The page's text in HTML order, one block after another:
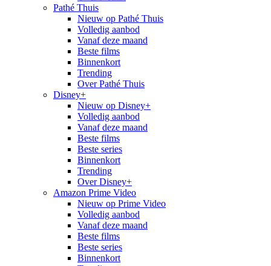
Pathé Thuis
Nieuw op Pathé Thuis
Volledig aanbod
Vanaf deze maand
Beste films
Binnenkort
Trending
Over Pathé Thuis
Disney+
Nieuw op Disney+
Volledig aanbod
Vanaf deze maand
Beste films
Beste series
Binnenkort
Trending
Over Disney+
Amazon Prime Video
Nieuw op Prime Video
Volledig aanbod
Vanaf deze maand
Beste films
Beste series
Binnenkort